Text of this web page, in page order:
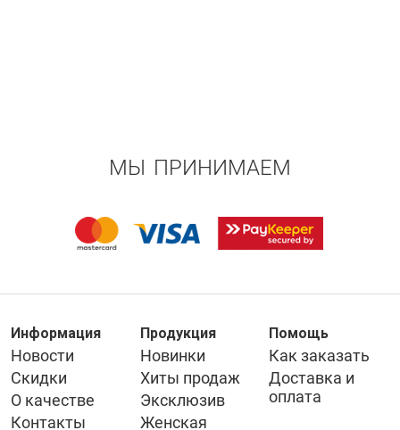
МЫ ПРИНИМАЕМ
Информация
Новости
Скидки
О качестве
Контакты
Продукция
Новинки
Хиты продаж
Эксклюзив
Женская
Помощь
Как заказать
Доставка и
оплата